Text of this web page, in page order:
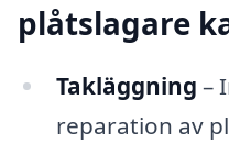
plåtslagare
Takläggning –
reparation av